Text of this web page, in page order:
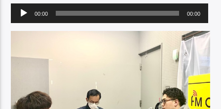
声
プ
ー
00:00 00:00